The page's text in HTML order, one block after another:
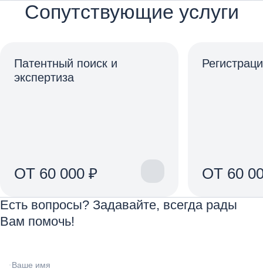
Сопутствующие услуги
Патентный поиск и
экспертиза
ОТ 60 000 ₽ ОТ 60
Есть вопросы? Задавайте, всегда рады
Вам помочь!